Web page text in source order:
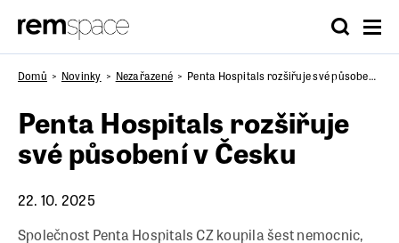
Domů Novinky Nezařazené Penta Hospitals rozšiřuje své působení v Česku
Penta Hospitals rozšiřuje
své působení v Česku
22. 10. 2025
Společnost Penta Hospitals CZ koupila šest nemocnic,